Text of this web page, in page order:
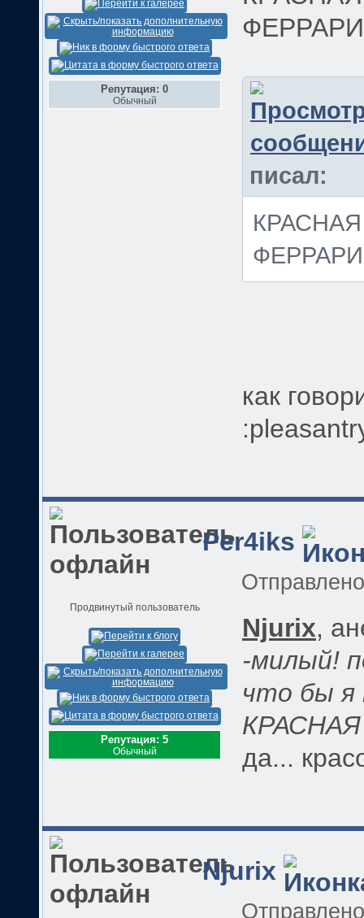
Репутация: 0
Обычный
писал:
КРАСНАЯ
как
Per4iks
Продвинутый пользователь
Репутация: 5
Обычный
Njurix,
-милый!
что бы я
да...
Njurix